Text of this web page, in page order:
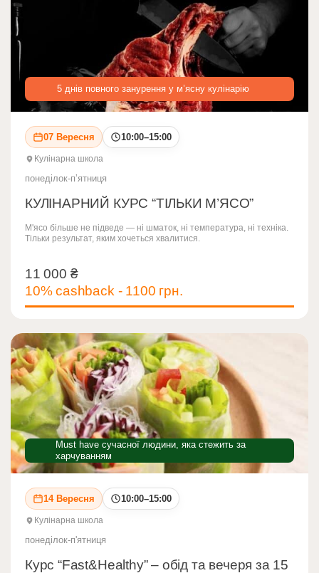
5 днів повного занурення у м’ясну кулінарію
07 Вересня 10:00–15:00
Кулінарна школа
понеділок-пʼятниця
КУЛІНАРНИЙ КУРС “ТІЛЬКИ М’ЯСО”
М'ясо більше не підведе — ні шматок, ні температура, ні техніка.
Тільки результат, яким хочеться хвалитися.
11 000 ₴
10% cashback - 1100 грн.
11 000 ₴
Must have сучасної людини, яка стежить за
харчуванням
14 Вересня 10:00–15:00
Кулінарна школа
понеділок-п'ятниця
Курс “Fast&Healthy” – обід та вечеря за 15